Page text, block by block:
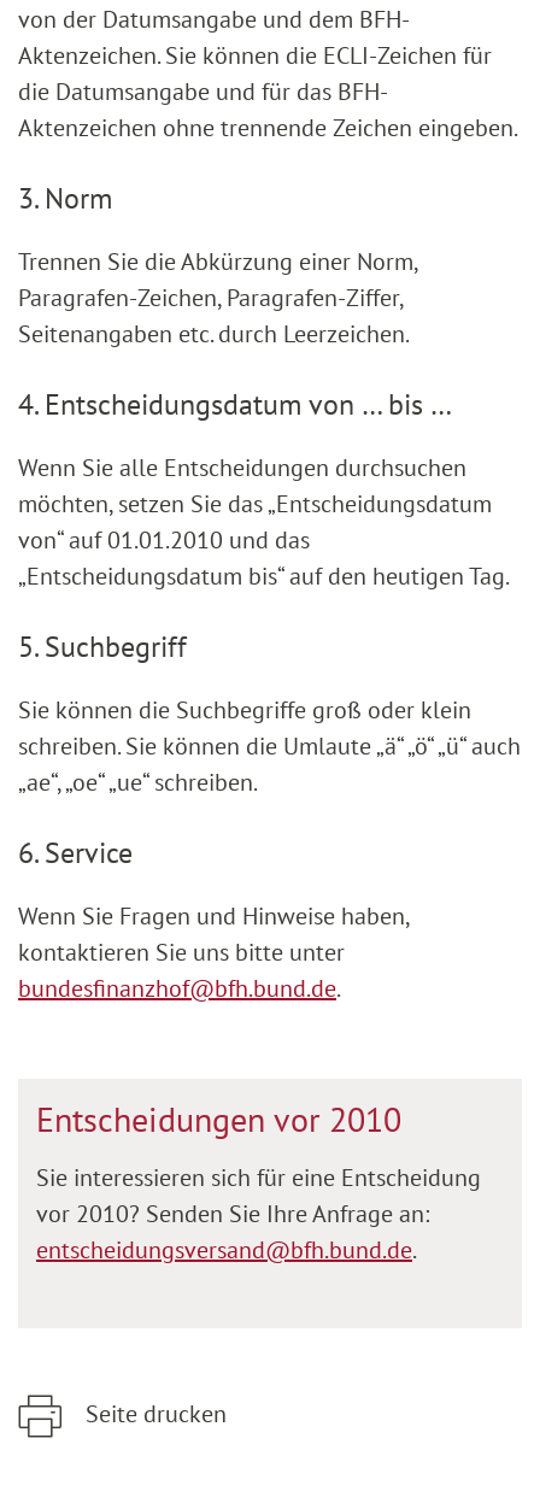
von der Datumsangabe und dem BFH-
Aktenzeichen. Sie können die ECLI-Zeichen für
die Datumsangabe und für das BFH-
Aktenzeichen ohne trennende Zeichen eingeben.
3. Norm
Trennen Sie die Abkürzung einer Norm,
Paragrafen-Zeichen, Paragrafen-Ziffer,
Seitenangaben etc. durch Leerzeichen.
4. Entscheidungsdatum von … bis …
Wenn Sie alle Entscheidungen durchsuchen
möchten, setzen Sie das „Entscheidungsdatum
von“ auf 01.01.2010 und das
„Entscheidungsdatum bis“ auf den heutigen Tag.
5. Suchbegriff
Sie können die Suchbegriffe groß oder klein
schreiben. Sie können die Umlaute „ä“ „ö“ „ü“ auch
„ae“, „oe“ „ue“ schreiben.
6. Service
Wenn Sie Fragen und Hinweise haben,
kontaktieren Sie uns bitte unter
bundesfinanzhof@bfh.bund.de.
Entscheidungen vor 2010
Sie interessieren sich für eine Entscheidung
vor 2010? Senden Sie Ihre Anfrage an:
entscheidungsversand@bfh.bund.de.
Seite drucken